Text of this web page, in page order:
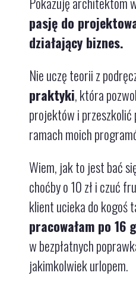
pasję do
działający biznes.
Nie uczę teorii z
praktyki, która
projektów i przeszkolić
ramach moich
Wiem, jak to jest bać
choćby o 10 zł i czuć
klient ucieka do kogoś
pracowałam po 16
w bezpłatnych
jakimkolwiek urlopem.